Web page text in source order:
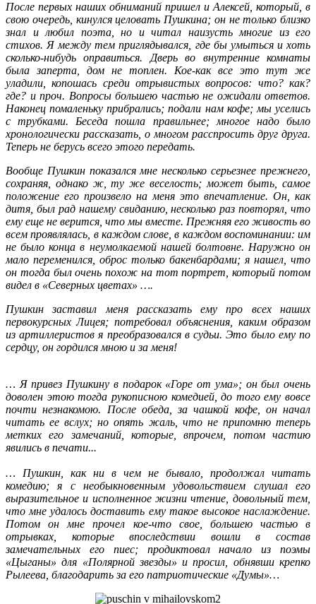
После первых наших обниманий пришел и Алексей, который, в
свою очередь, кинулся целовать Пушкина; он не только близко
знал и любил поэта, но и читал наизусть многие из его
стихов. Я между тем приглядывался, где бы умыться и хоть
сколько-нибудь оправиться. Дверь во внутренние комнаты
была заперта, дом не топлен. Кое-как все это тут же
уладили, копошась среди отрывистых вопросов: что? как?
где? и проч. Вопросы большею частью не ожидали ответов.
Наконец помаленьку прибрались; подали нам кофе; мы уселись
с трубками. Беседа пошла правильнее; многое надо было
хронологически рассказать, о многом расспросить друг друга.
Теперь не берусь всего этого передать.
Вообще Пушкин показался мне несколько серьезнее прежнего,
сохраняя, однако ж, ту же веселость; может быть, самое
положение его произвело на меня это впечатление. Он, как
дитя, был рад нашему свиданию, несколько раз повторял, что
ему еще не верится, что мы вместе. Прежняя его живость во
всем проявлялась, в каждом слове, в каждом воспоминании: им
не было конца в неумолкаемой нашей болтовне. Наружно он
мало переменился, оброс только бакенбардами; я нашел, что
он тогда был очень похож на тот портрет, который потом
видел в «Северных цветах» ….
Пушкин заставил меня рассказать ему про всех наших
первокурсных Лицея; потребовал объяснения, каким образом
из артиллеристов я преобразовался в судьи. Это было ему по
сердцу, он гордился мною и за меня!
… Я привез Пушкину в подарок «Горе от ума»; он был очень
доволен этою тогда рукописною комедией, до того ему вовсе
почти незнакомою. После обеда, за чашкой кофе, он начал
читать ее вслух; но опять жаль, что не припомню теперь
метких его замечаний, которые, впрочем, потом частию
явились в печати...
… Пушкин, как ни в чем не бывало, продолжал читать
комедию; я с необыкновенным удовольствием слушал его
выразительное и исполненное жизни чтение, довольный тем,
что мне удалось доставить ему такое высокое наслаждение.
Потом он мне прочел кое-что свое, большею частью в
отрывках, которые впоследствии вошли в состав
замечательных его пиес; продиктовал начало из поэмы
«Цыганы» для «Полярной звезды» и просил, обнявши крепко
Рылеева, благодарить за его патриотические «Думы»…